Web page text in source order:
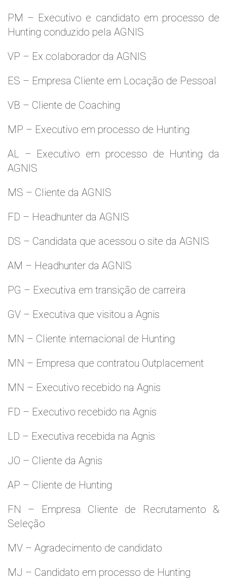
PM – Executivo e candidato em processo de
Hunting conduzido pela AGNIS
VP – Ex colaborador da AGNIS
ES – Empresa Cliente em Locação de Pessoal
VB – Cliente de Coaching
MP – Executivo em processo de Hunting
AL – Executivo em processo de Hunting da
AGNIS
MS – Cliente da AGNIS
FD – Headhunter da AGNIS
DS – Candidata que acessou o site da AGNIS
AM – Headhunter da AGNIS
PG – Executiva em transição de carreira
GV – Executiva que visitou a Agnis
MN – Cliente internacional de Hunting
MN – Empresa que contratou Outplacement
MN – Executivo recebido na Agnis
FD – Executivo recebido na Agnis
LD – Executiva recebida na Agnis
JO – Cliente da Agnis
AP – Cliente de Hunting
FN – Empresa Cliente de Recrutamento &
Seleção
MV – Agradecimento de candidato
MJ – Candidato em processo de Hunting